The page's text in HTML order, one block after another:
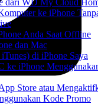
dari WD My Cloud
ke iPhone
Anda Saat Offline
dan Mac
di iPhone Saya
ke iPhone
Store atau
Kode Promo